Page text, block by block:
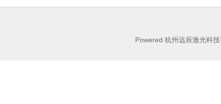
Powered 杭州远辰激光科